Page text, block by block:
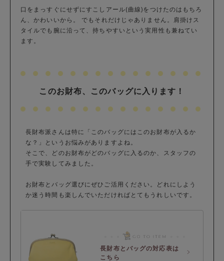
口をまっすぐにせずにすこしアール(曲線)をつけたのはもちろ
ん、かわいいから。 でもそれだけじゃありません。肩掛けス
タイルでも腕に沿って、持ちやすいという実用性も兼ねてい
ます。
このお財布、このバッグに入ります！
長財布派さんは特に「このバッグにはこのお財布が入るか
な？」というお悩みがありますよね。
そこで、どのお財布がどのバッグに入るのか、スタッフの
手で実験してみました。
お財布とバッグ選びにぜひご活用ください。どれにしよう
か迷う時間も楽しんでいただければとてもうれしいです。
長財布とバッグの対応表は
こちら